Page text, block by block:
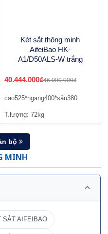
Két sắt thông minh
AifeiBao HK-
A1/D50ALS-W trắng
40.444.000₫46.000.000₫
cao525*ngang400*sâu380
T.lượng: 72kg
bộ
MINH
SẮT AIFEIBAO